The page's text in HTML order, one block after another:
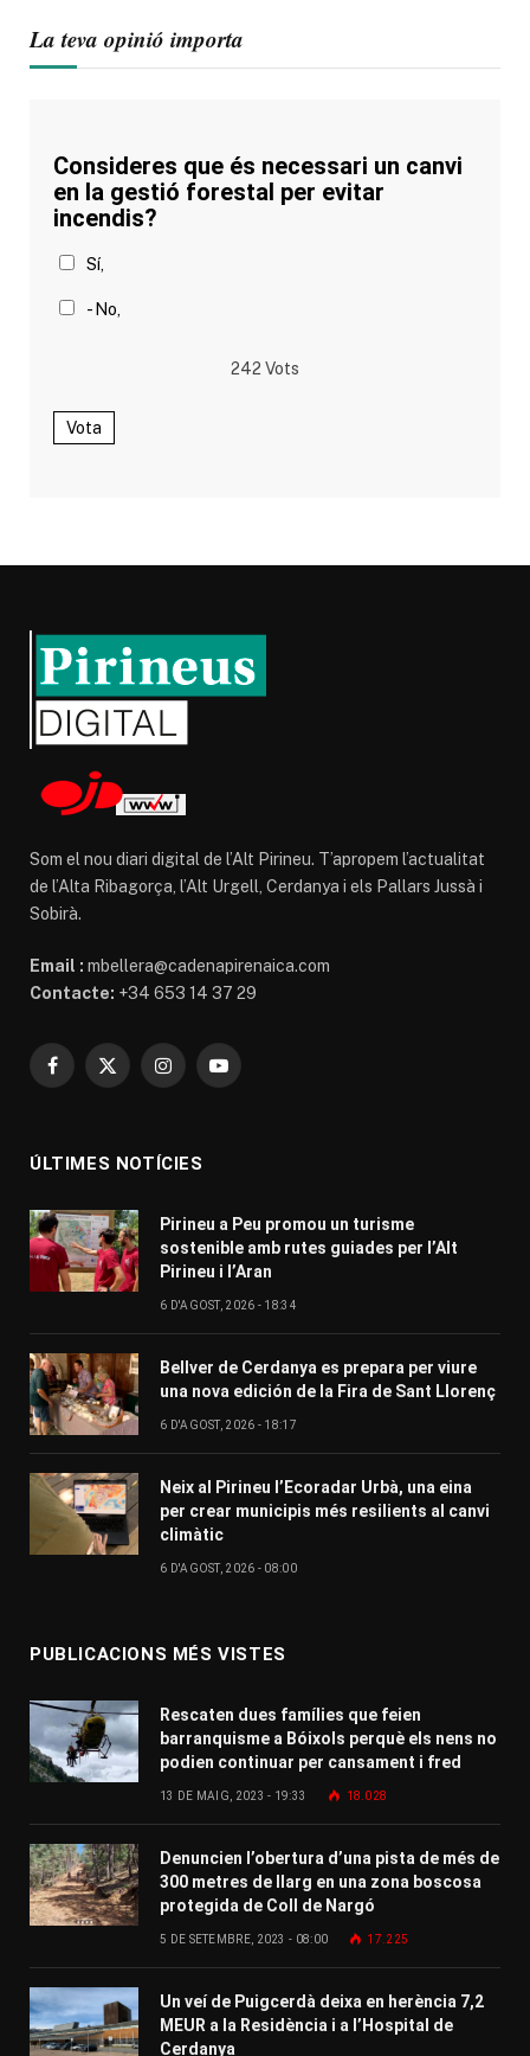
La teva opinió importa
Consideres que és necessari un canvi
en la gestió forestal per evitar
incendis?
Sí,
- No,
242 Vots
Vota
Som el nou diari digital de l’Alt Pirineu. T’apropem l’actualitat
de l’Alta Ribagorça, l’Alt Urgell, Cerdanya i els Pallars Jussà i
Sobirà.
Email : mbellera@cadenapirenaica.com
Contacte: +34 653 14 37 29
Facebook
X
InstagramYouTube
ÚLTIMES NOTÍCIES
Pirineu a Peu promou un turisme
sostenible amb rutes guiades per l’Alt
Pirineu i l’Aran
6 D'AGOST, 2026 - 18:34
Bellver de Cerdanya es prepara per viure
una nova edición de la Fira de Sant Llorenç
6 D'AGOST, 2026 - 18:17
Neix al Pirineu l’Ecoradar Urbà, una eina
per crear municipis més resilients al canvi
climàtic
6 D'AGOST, 2026 - 08:00
PUBLICACIONS MÉS VISTES
Rescaten dues famílies que feien
barranquisme a Bóixols perquè els nens no
podien continuar per cansament i fred
13 DE MAIG, 2023 - 19:33 18.028
Denuncien l’obertura d’una pista de més de
300 metres de llarg en una zona boscosa
protegida de Coll de Nargó
5 DE SETEMBRE, 2023 - 08:00 17.225
Un veí de Puigcerdà deixa en herència 7,2
MEUR a la Residència i a l’Hospital de
Cerdanya